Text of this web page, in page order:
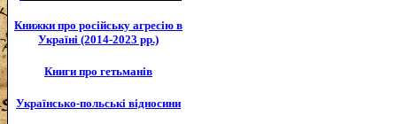
Книжки про російську агресію в
Україні (2014-2023 рр.)
Книги про гетьманів
Українсько-польські відносини